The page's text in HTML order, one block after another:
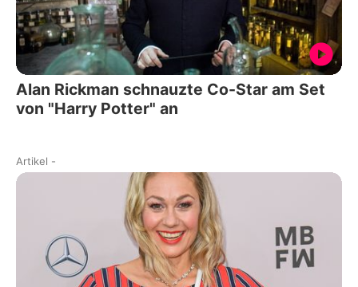
Alan Rickman schnauzte Co-Star am Set
von "Harry Potter" an
Artikel -